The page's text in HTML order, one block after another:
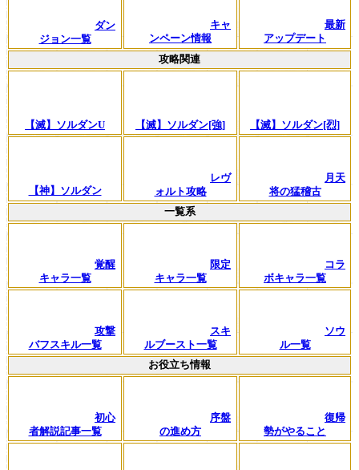
ダン
ジョン一覧
キャ
ンペーン情報
最新
アップデート
攻略関連
【滅】ソルダンU 【滅】ソルダン[強] 【滅】ソルダン[烈]
【神】ソルダン
レヴ
ォルト攻略
月天
将の猛稽古
一覧系
覚醒
キャラ一覧
限定
キャラ一覧
コラ
ボキャラ一覧
攻撃
バフスキル一覧
スキ
ルブースト一覧
ソウ
ル一覧
お役立ち情報
初心
者解説記事一覧
序盤
の進め方
復帰
勢がやること